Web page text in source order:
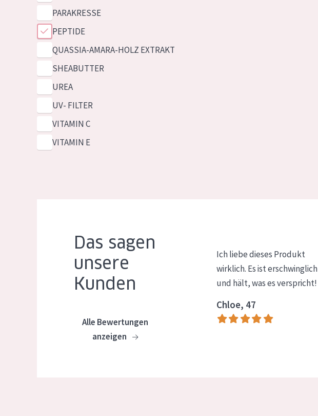
PARAKRESSE
PEPTIDE
QUASSIA-AMARA-HOLZ EXTRAKT
SHEABUTTER
UREA
UV- FILTER
VITAMIN C
VITAMIN E
Das sagen
unsere
Kunden
Alle Bewertungen
anzeigen
Ich liebe dieses Produkt
wirklich. Es ist erschwinglich
und hält, was es verspricht!
Chloe, 47